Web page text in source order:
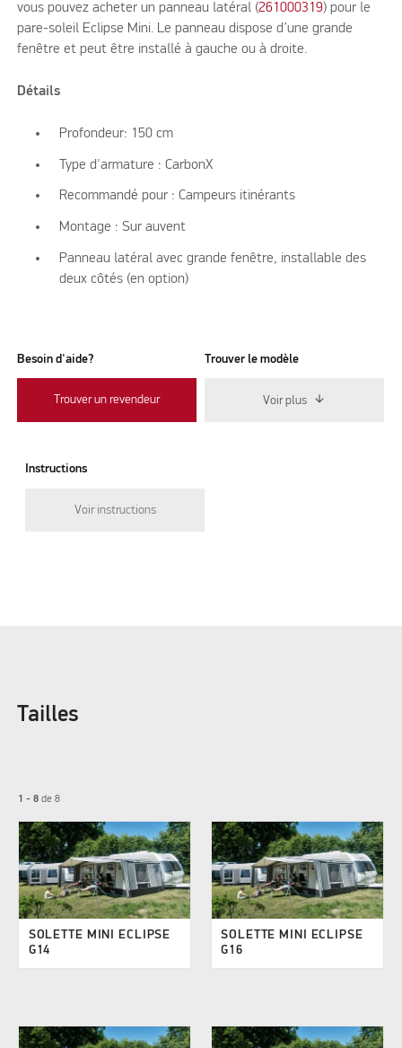
vous pouvez acheter un panneau latéral (261000319) pour le
pare-soleil Eclipse Mini. Le panneau dispose d’une grande
fenêtre et peut être installé à gauche ou à droite.
Détails
Profondeur: 150 cm
Type d'armature : CarbonX
Recommandé pour : Campeurs itinérants
Montage : Sur auvent
Panneau latéral avec grande fenêtre, installable des
deux côtés (en option)
Besoin d'aide?
Trouver un revendeur
Trouver le modèle
Voir plus
Instructions
Voir instructions
Tailles
1 - 8de 8
SOLETTE MINI ECLIPSE
G14
SOLETTE MINI ECLIPSE
G16